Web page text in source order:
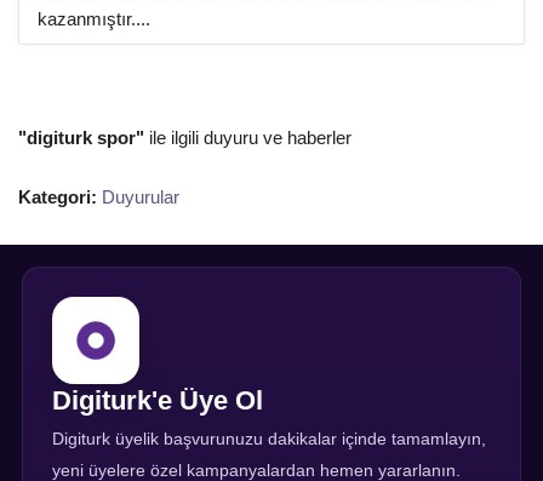
kazanmıştır....
"digiturk spor" ile ilgili duyuru ve haberler
Kategori: Duyurular
Digiturk'e Üye Ol
Digiturk üyelik başvurunuzu dakikalar içinde tamamlayın,
yeni üyelere özel kampanyalardan hemen yararlanın.